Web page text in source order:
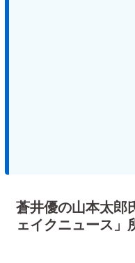
蒼井優の山本太郎
ェイクニュース」